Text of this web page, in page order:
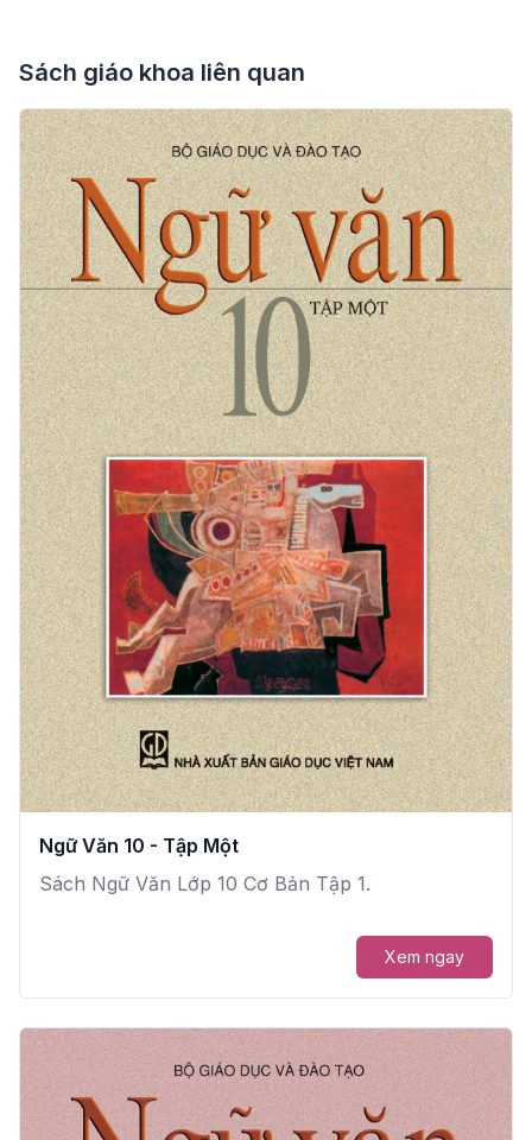
Sách giáo khoa liên quan
Ngữ Văn 10 - Tập Một
Sách Ngữ Văn Lớp 10 Cơ Bản Tập 1.
Xem ngay